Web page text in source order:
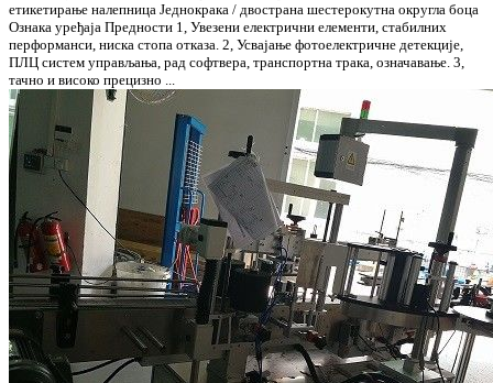
етикетирање налепница Једнокрака / двострана шестерокутна округла боца
Ознака уређаја Предности 1, Увезени електрични елементи, стабилних
перформанси, ниска стопа отказа. 2, Усвајање фотоелектричне детекције,
ПЛЦ систем управљања, рад софтвера, транспортна трака, означавање. 3,
тачно и високо прецизно ...